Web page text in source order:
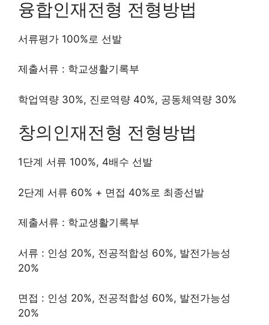
융합인재전형 전형방법
서류평가 100%로 선발
제출서류 : 학교생활기록부
학업역량 30%, 진로역량 40%, 공동체역량 30%
창의인재전형 전형방법
1단계 서류 100%, 4배수 선발
2단계 서류 60% + 면접 40%로 최종선발
제출서류 : 학교생활기록부
서류 : 인성 20%, 전공적합성 60%, 발전가능성
20%
면접 : 인성 20%, 전공적합성 60%, 발전가능성
20%